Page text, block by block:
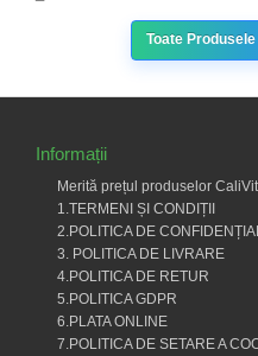
Toate
Informații
Merită prețul produselor
1.TERMENI ȘI CONDIȚII
2.POLITICA DE
3. POLITICA DE LIVRARE
4.POLITICA DE RETUR
5.POLITICA GDPR
6.PLATA ONLINE
7.POLITICA DE SETARE A